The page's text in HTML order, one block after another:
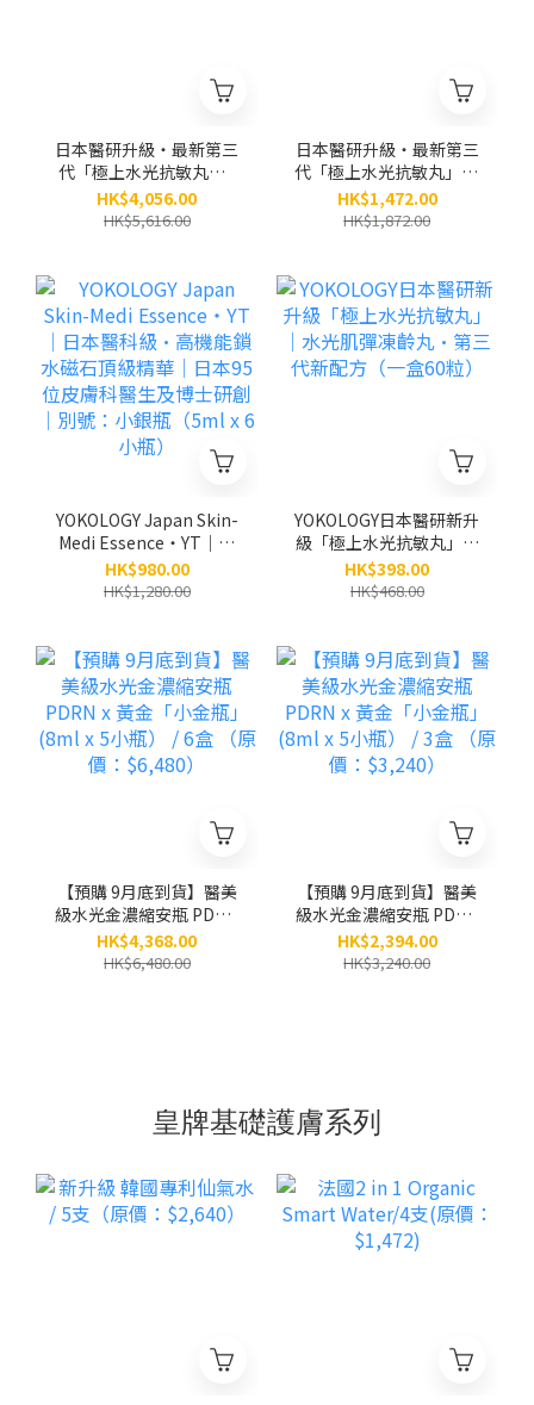
日本醫研升級・最新第三
代「極上水光抗敏丸」 /
12盒（原價：$5,616）
HK$4,056.00
HK$5,616.00
日本醫研升級・最新第三
代「極上水光抗敏丸」/ 4
盒（原價：$1,872）
HK$1,472.00
HK$1,872.00
YOKOLOGY Japan Skin-
Medi Essence・YT｜日
本醫科級•高機能鎖水磁
石頂級精華｜日本95位皮
瓶）
HK$980.00
HK$1,280.00
YOKOLOGY日本醫研新升
級「極上水光抗敏丸」｜
水光肌彈凍齡丸•第三代
新配方（一盒60粒）
HK$398.00
HK$468.00
【預購 9月底到貨】醫美
級水光金濃縮安瓶 PDRN
x 黃金「小金瓶」(8ml x
5小瓶） / 6盒 （原價：
HK$4,368.00
HK$6,480.00
【預購 9月底到貨】醫美
級水光金濃縮安瓶 PDRN
x 黃金「小金瓶」(8ml x
5小瓶） / 3盒 （原價：
HK$2,394.00
HK$3,240.00
皇牌基礎護膚系列